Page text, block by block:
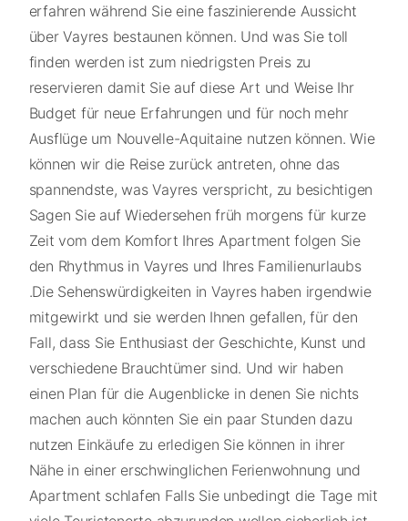
erfahren während Sie eine faszinierende Aussicht
über Vayres bestaunen können. Und was Sie toll
finden werden ist zum niedrigsten Preis zu
reservieren damit Sie auf diese Art und Weise Ihr
Budget für neue Erfahrungen und für noch mehr
Ausflüge um Nouvelle-Aquitaine nutzen können. Wie
können wir die Reise zurück antreten, ohne das
spannendste, was Vayres verspricht, zu besichtigen
Sagen Sie auf Wiedersehen früh morgens für kurze
Zeit vom dem Komfort Ihres Apartment folgen Sie
den Rhythmus in Vayres und Ihres Familienurlaubs
.Die Sehenswürdigkeiten in Vayres haben irgendwie
mitgewirkt und sie werden Ihnen gefallen, für den
Fall, dass Sie Enthusiast der Geschichte, Kunst und
verschiedene Brauchtümer sind. Und wir haben
einen Plan für die Augenblicke in denen Sie nichts
machen auch könnten Sie ein paar Stunden dazu
nutzen Einkäufe zu erledigen Sie können in ihrer
Nähe in einer erschwinglichen Ferienwohnung und
Apartment schlafen Falls Sie unbedingt die Tage mit